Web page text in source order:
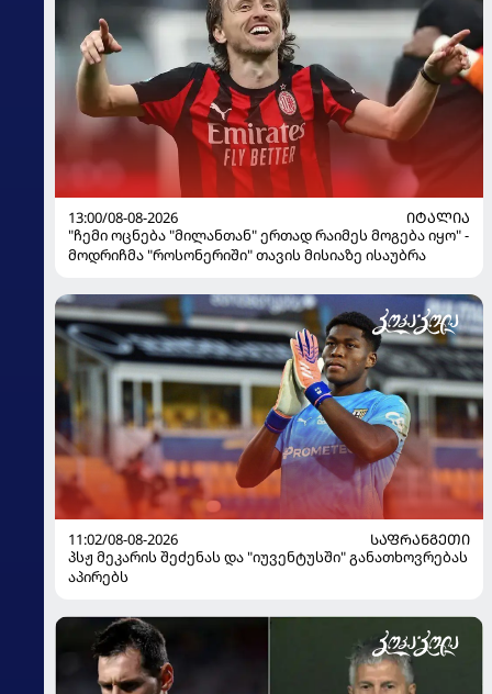
13:00/08-08-2026
ᲘᲢᲐᲚᲘᲐ
"ჩემი ოცნება "მილანთან" ერთად რაიმეს მოგება იყო" -
მოდრიჩმა "როსონერიში" თავის მისიაზე ისაუბრა
11:02/08-08-2026
ᲡᲐᲤᲠᲐᲜᲒᲔᲗᲘ
პსჟ მეკარის შეძენას და "იუვენტუსში" განათხოვრებას
აპირებს